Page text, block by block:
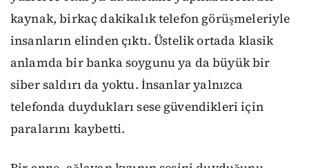
kaynak, birkaç dakikalık telefon görüşmeleriyle
insanların elinden çıktı. Üstelik ortada klasik
anlamda bir banka soygunu ya da büyük bir
siber saldırı da yoktu. İnsanlar yalnızca
telefonda duydukları sese güvendikleri için
paralarını kaybetti.